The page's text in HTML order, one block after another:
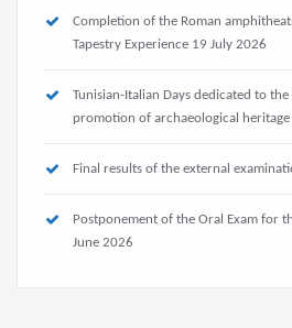
Completion of the Roman
Tapestry Experience 19 July 2026
Tunisian-Italian Days dedicated to
promotion of archaeological heritage
Final results of the external
Postponement of the Oral Exam for
June 2026